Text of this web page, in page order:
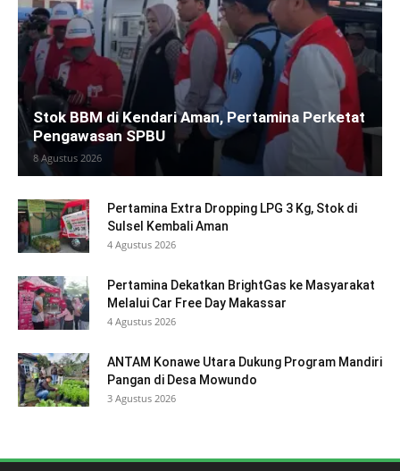
Stok BBM di Kendari Aman, Pertamina Perketat
Pengawasan SPBU
8 Agustus 2026
Pertamina Extra Dropping LPG 3 Kg, Stok di
Sulsel Kembali Aman
4 Agustus 2026
Pertamina Dekatkan BrightGas ke Masyarakat
Melalui Car Free Day Makassar
4 Agustus 2026
ANTAM Konawe Utara Dukung Program Mandiri
Pangan di Desa Mowundo
3 Agustus 2026